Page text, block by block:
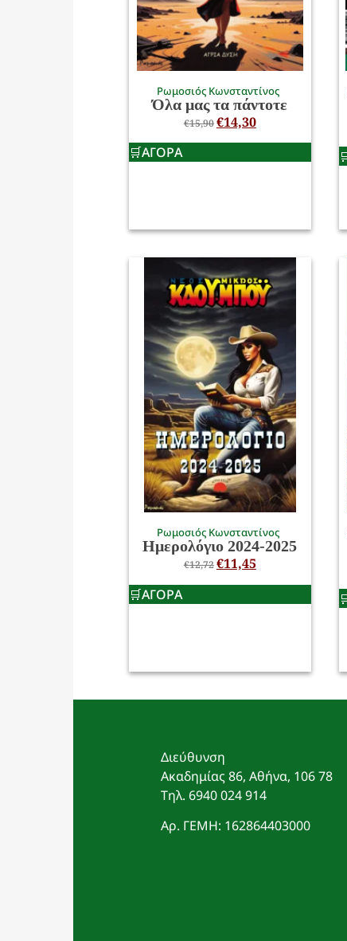
Ρωμοσιός Κωνσταντίνος
Όλα μας τα πάντοτε
€15,90€14,30
ΑΓΟΡΑ
Ρωμοσιός Κωνσταντίνος
Ημερολόγιο 2024-2025
€12,72€11,45
ΑΓΟΡΑ
Διεύθυνση
Ακαδημίας 86, Αθήνα, 106 78
Τηλ. 6940 024 914
Αρ. ΓΕΜΗ: 162864403000